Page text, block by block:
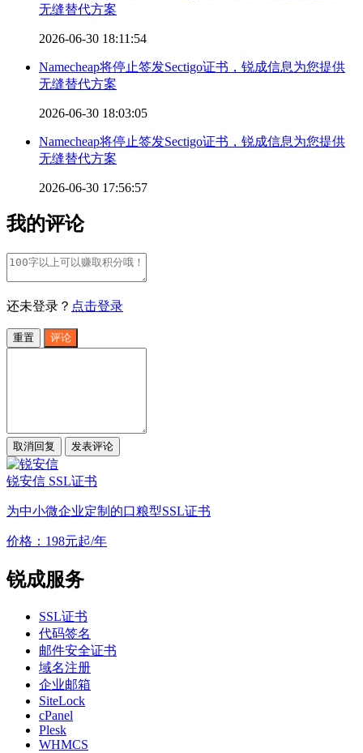
无缝替代方案
2026-06-30 18:11:54
Namecheap将停止签发Sectigo证书，锐成信息为您提供
无缝替代方案
2026-06-30 18:03:05
Namecheap将停止签发Sectigo证书，锐成信息为您提供
无缝替代方案
2026-06-30 17:56:57
我的评论
还未登录？ 点击登录
重置 评论
取消回复 发表评论
锐安信 SSL证书
为中小微企业定制的口粮型SSL证书
价格： 198元起/年
锐成服务
SSL证书
代码签名
邮件安全证书
域名注册
企业邮箱
SiteLock
cPanel
Plesk
WHMCS